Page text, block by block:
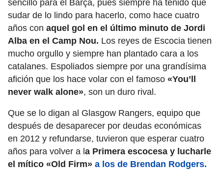
sencillo para el Barça, pues siempre ha tenido que
sudar de lo lindo para hacerlo, como hace cuatro
años con aquel gol en el último minuto de Jordi
Alba en el Camp Nou. Los reyes de Escocia tienen
mucho orgullo y siempre han plantado cara a los
catalanes. Espoliados siempre por una grandísima
afición que los hace volar con el famoso «You’ll
never walk alone», son un duro rival.
Que se lo digan al Glasgow Rangers, equipo que
después de desaparecer por deudas económicas
en 2012 y refundarse, tuvieron que esperar cuatro
años para volver a l a Primera escocesa y lucharle
el mítico «Old Firm» a los de Brendan Rodgers.